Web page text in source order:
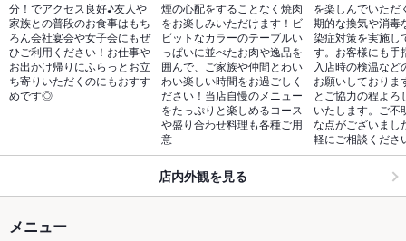
分！でアクセス良好♪友人や
家族との普段のお食事はもち
ろん会社宴会や女子会にもぜ
ひご利用ください！お仕事や
お出かけ帰りにふらっとお立
ち寄りいただくのにもおすす
めです◎
煙の心配をすることなく焼肉
をお楽しみいただけます！ビ
ビットなカラーのテーブルい
っぱいに並べたお肉や逸品を
囲んで、ご家族や仲間とわい
わい楽しい時間をお過ごしく
ださい！当店自慢のメニュー
をたっぷりと楽しめるコース
や盛り合わせ料理も各種ご用
意
を楽しんでいただ
期的な換気や消毒
染症対策を実施し
す。お客様にも手
入店時の検温など
お願いしておりま
とご協力の程よろ
いたします。ご不
な点がございまし
軽にご相談くださ
店内外観を見る
メニュー